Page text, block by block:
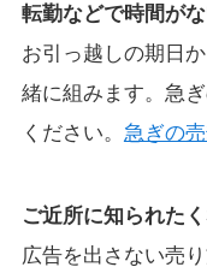
転勤などで時間が
お引っ越しの期日
緒に組みます。急
ください。 急ぎの
ご近所に知られた
広告を出さない売